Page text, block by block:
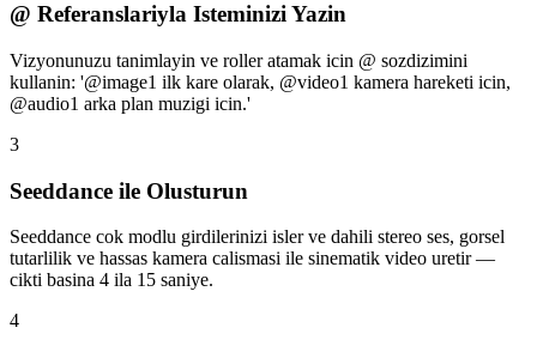
@ Referanslariyla Isteminizi Yazin
Vizyonunuzu tanimlayin ve roller atamak icin @ sozdizimini
kullanin: '@image1 ilk kare olarak, @video1 kamera hareketi icin,
@audio1 arka plan muzigi icin.'
3
Seeddance ile Olusturun
Seeddance cok modlu girdilerinizi isler ve dahili stereo ses, gorsel
tutarlilik ve hassas kamera calismasi ile sinematik video uretir —
cikti basina 4 ila 15 saniye.
4